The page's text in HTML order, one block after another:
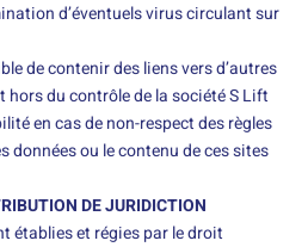
d’éventuels virus circulant sur
de contenir des liens vers d’autres
du contrôle de la société S Lift
en cas de non-respect des règles
données ou le contenu de ces sites
DE JURIDICTION
établies et régies par le droit